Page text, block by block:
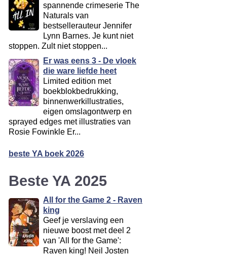
spannende crimeserie The
Naturals van
bestsellerauteur Jennifer
Lynn Barnes. Je kunt niet
stoppen. Zult niet stoppen...
Er was eens 3 - De vloek
die ware liefde heet
Limited edition met
boekblokbedrukking,
binnenwerkillustraties,
eigen omslagontwerp en
sprayed edges met illustraties van
Rosie Fowinkle Er...
beste YA boek 2026
Beste YA 2025
All for the Game 2 - Raven
king
Geef je verslaving een
nieuwe boost met deel 2
van 'All for the Game':
Raven king! Neil Josten